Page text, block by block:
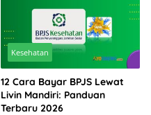
Kesehatan
12 Cara Bayar BPJS Lewat
Livin Mandiri: Panduan
Terbaru 2026